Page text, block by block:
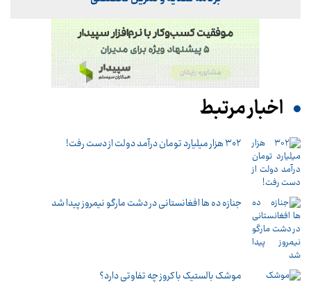
اخبار مرتبط
۳۰۲ هزار میلیارد تومان درآمد دولت از دست رفت!
جنازه ده ها افغانستانی در دشت مارگو نیمروز پیدا شد
موشک بالستیک با کروز چه تفاوتی دارد؟